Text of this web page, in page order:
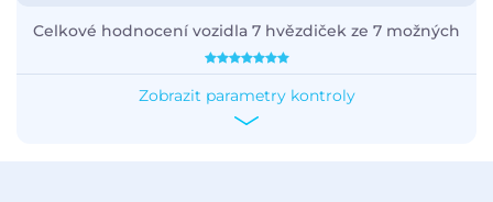
Celkové hodnocení vozidla 7 hvězdiček ze 7 možných
Zobrazit parametry kontroly